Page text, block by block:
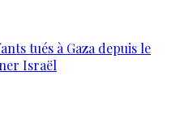
tués à Gaza depuis le
Israël